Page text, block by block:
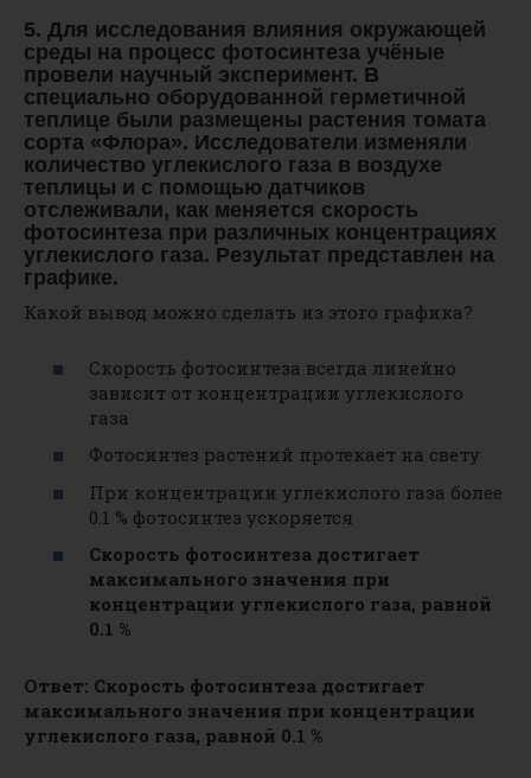
5. Для исследования влияния окружающей
среды на процесс фотосинтеза учёные
провели научный эксперимент. В
специально оборудованной герметичной
теплице были размещены растения томата
сорта «Флора». Исследователи изменяли
количество углекислого газа в воздухе
теплицы и с помощью датчиков
отслеживали, как меняется скорость
фотосинтеза при различных концентрациях
углекислого газа. Результат представлен на
графике.
Какой вывод можно сделать из этого графика?
Скорость фотосинтеза всегда линейно
зависит от концентрации углекислого
газа
Фотосинтез растений протекает на свету
При концентрации углекислого газа более
0.1 % фотосинтез ускоряется
Скорость фотосинтеза достигает
максимального значения при
концентрации углекислого газа, равной
0.1 %
Ответ: Скорость фотосинтеза достигает
максимального значения при концентрации
углекислого газа, равной 0.1 %